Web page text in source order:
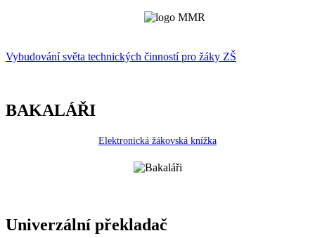
Vybudování světa technických činností pro žáky ZŠ
BAKALÁŘI
Elektronická žákovská knížka
Univerzální překladač